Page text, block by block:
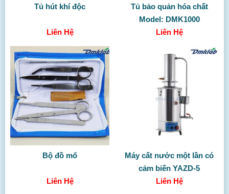
Tủ hút khí độc
Liên Hệ
Tủ bảo quản hóa chất
Model: DMK1000
Liên Hệ
Bộ đồ mổ
Liên Hệ
Máy cất nước một lần có
cảm biến YAZD-5
Liên Hệ